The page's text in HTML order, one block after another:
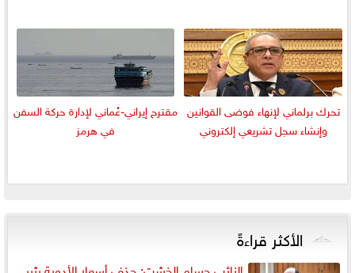
تحرك برلماني لإنهاء فوضى القوانين
وإنشاء سجل تشريعي إلكتروني
مقترح إيراني-عُماني لإدارة حركة السفن
في هرمز
الأكثر قراءةً